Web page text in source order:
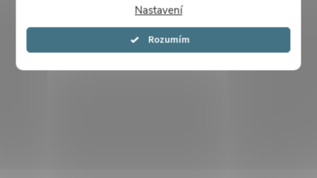
Nastavení
Souhlasím